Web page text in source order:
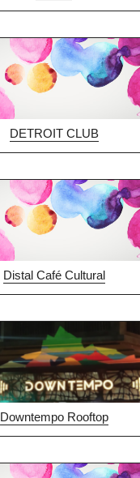
DETROIT CLUB
Distal Café Cultural
Downtempo Rooftop